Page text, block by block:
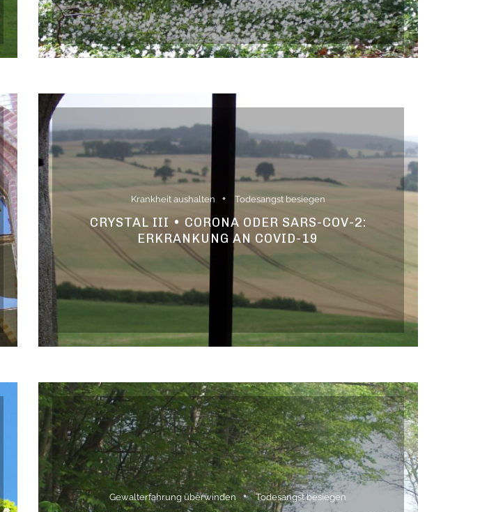
Krankheit aushalten Todesangst besiegen
CRYSTAL III • CORONA ODER SARS-COV-2:
ERKRANKUNG AN COVID-19
Gewalterfahrung überwinden Todesangst besiegen